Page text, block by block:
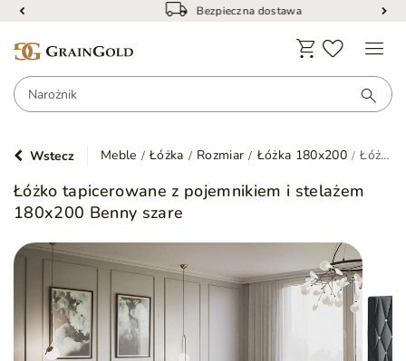
Bezpieczna dostawa
Wstecz Meble Łóżka Rozmiar Łóżka 180x200 Łóżko tapicerowane z pojemnikiem i stelażem 180x200 Benny szare
Łóżko tapicerowane z pojemnikiem i stelażem
180x200 Benny szare